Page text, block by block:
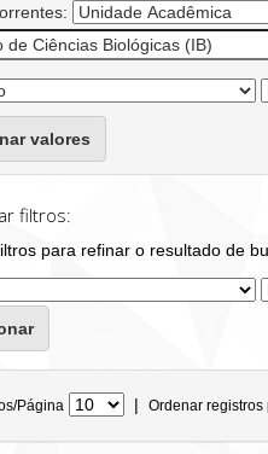
valores
filtros:
para refinar o resultado de
Página | Ordenar registros